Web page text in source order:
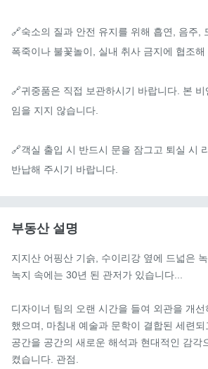
🔗숙소의 질과 안전 유지를 위해 흡연, 음주,
폭죽이나 불꽃놀이, 실내 취사 금지에 협조해
🔗귀중품은 직접 보관하시기 바랍니다. 본
임을 지지 않습니다.
🔗객실 출입 시 반드시 문을 잠그고 퇴실 시
반납해 주시기 바랍니다.
부동산 설명
지지산 어핑산 기슭, 수이리강 옆에 드넓은
녹지 속에는 30년 된 관저가 있습니다...
디자이너 팀의 오랜 시간을 들여 외관을 개
했으며, 마침내 예술과 문학이 결합된 세련
공간을 공간의 새로운 해석과 현대적인 감각
켰습니다. 관점.